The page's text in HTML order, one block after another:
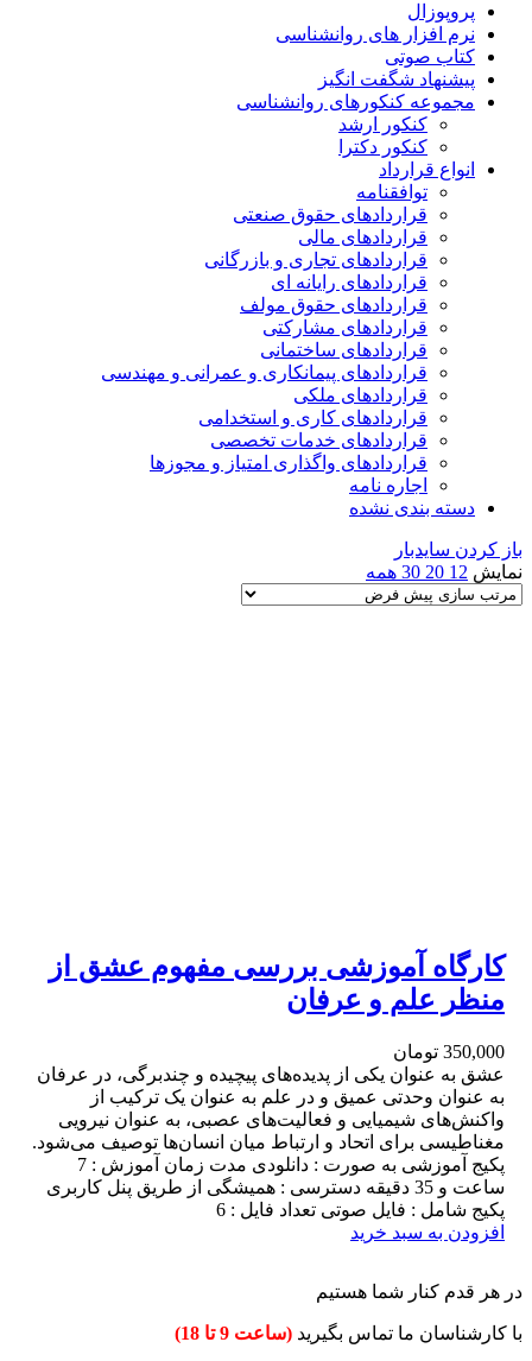
پروپوزال
نرم افزار های روانشناسی
کتاب صوتی
پیشنهاد شگفت انگیز
مجموعه کنکورهای روانشناسی
کنکور ارشد
کنکور دکترا
انواع قرارداد
توافقنامه
قراردادهای حقوق صنعتی
قراردادهای مالی
قراردادهای تجاری و بازرگانی
قراردادهای رایانه ای
قراردادهای حقوق مولف
قراردادهای مشارکتی
قراردادهای ساختمانی
قراردادهای پیمانکاری و عمرانی و مهندسی
قراردادهای ملکی
قراردادهای کاری و استخدامی
قراردادهای خدمات تخصصی
قراردادهای واگذاری امتیاز و مجوزها
اجاره نامه
دسته بندی نشده
باز کردن سایدبار
نمایش 12
20
30 همه
کارگاه آموزشی بررسی مفهوم عشق از
منظر علم و عرفان
350,000 تومان
عشق به عنوان یکی از پدیده‌های پیچیده و چندبرگی، در عرفان
به عنوان وحدتی عمیق و در علم به عنوان یک ترکیب از
واکنش‌های شیمیایی و فعالیت‌های عصبی، به عنوان نیرویی
مغناطیسی برای اتحاد و ارتباط میان انسان‌ها توصیف می‌شود.
پکیج آموزشی به صورت : دانلودی مدت زمان آموزش : 7
ساعت و 35 دقیقه دسترسی : همیشگی از طریق پنل کاربری
پکیج شامل : فایل صوتی تعداد فایل : 6
افزودن به سبد خرید
در هر قدم کنار شما هستیم
با کارشناسان ما تماس بگیرید (ساعت 9 تا 18)